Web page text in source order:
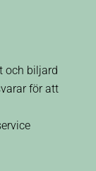
och biljard
för att